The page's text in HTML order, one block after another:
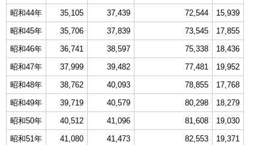
昭和44年
35,105 37,439 72,544
15,939
昭和45年
35,706 37,839 73,545
17,855
昭和46年
36,741 38,597 75,338
18,436
昭和47年
37,999 39,482 77,481
19,952
昭和48年
38,762 40,093 78,855
17,768
昭和49年
39,719 40,579 80,298
18,279
昭和50年
40,512 41,096 81,608
19,030
昭和51年
41,080 41,473 82,553
19,371